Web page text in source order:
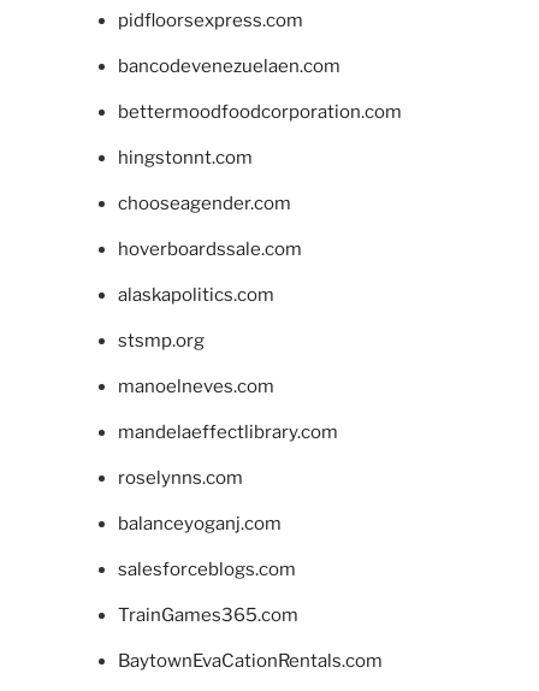
pidfloorsexpress.com
bancodevenezuelaen.com
bettermoodfoodcorporation.com
hingstonnt.com
chooseagender.com
hoverboardssale.com
alaskapolitics.com
stsmp.org
manoelneves.com
mandelaeffectlibrary.com
roselynns.com
balanceyoganj.com
salesforceblogs.com
TrainGames365.com
BaytownEvaCationRentals.com